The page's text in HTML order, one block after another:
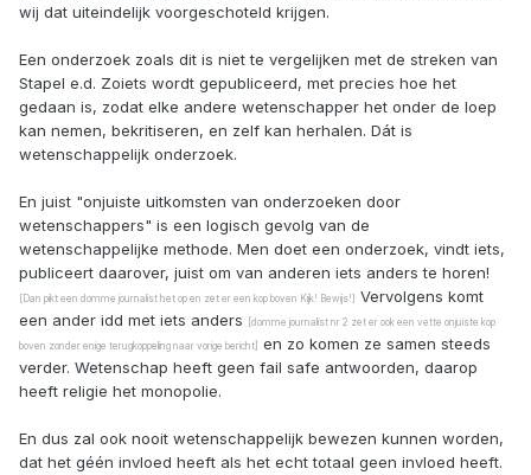
wij dat uiteindelijk voorgeschoteld krijgen.
Een onderzoek zoals dit is niet te vergelijken met de streken van
Stapel e.d. Zoiets wordt gepubliceerd, met precies hoe het
gedaan is, zodat elke andere wetenschapper het onder de loep
kan nemen, bekritiseren, en zelf kan herhalen. Dát is
wetenschappelijk onderzoek.
En juist "onjuiste uitkomsten van onderzoeken door
wetenschappers" is een logisch gevolg van de
wetenschappelijke methode. Men doet een onderzoek, vindt iets,
publiceert daarover, juist om van anderen iets anders te horen!
[Dan pikt een domme journalist het op en zet er een kop boven Kijk! Bewijs!] Vervolgens komt
een ander idd met iets anders
[domme journalist nr 2 zet er ook een vette onjuiste kop
boven zonder enige terugkoppeling naar vorige bericht]
en zo komen ze samen steeds
verder. Wetenschap heeft geen fail safe antwoorden, daarop
heeft religie het monopolie.
En dus zal ook nooit wetenschappelijk bewezen kunnen worden,
dat het géén invloed heeft als het echt totaal geen invloed heeft.